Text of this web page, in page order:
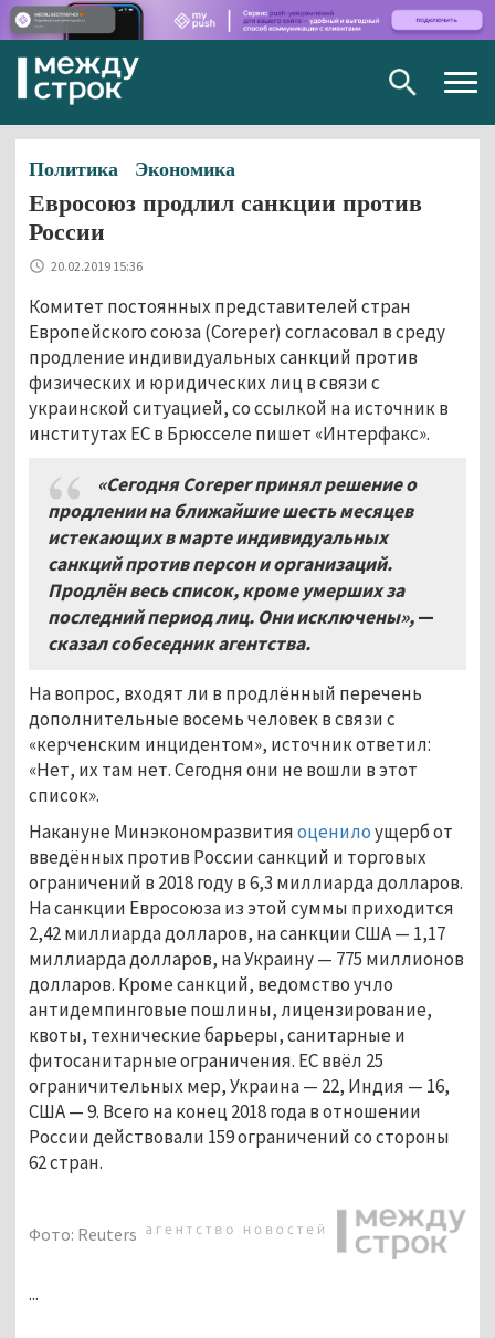
Политика Экономика
Евросоюз продлил санкции против
России
20.02.2019 15:36
Комитет постоянных представителей стран
Европейского союза (Coreper) согласовал в среду
продление индивидуальных санкций против
физических и юридических лиц в связи с
украинской ситуацией, со ссылкой на источник в
институтах ЕС в Брюсселе пишет «Интерфакс».
«Сегодня Coreper принял решение о
продлении на ближайшие шесть месяцев
истекающих в марте индивидуальных
санкций против персон и организаций.
Продлён весь список, кроме умерших за
последний период лиц. Они исключены»,—
сказал собеседник агентства.
На вопрос, входят ли в продлённый перечень
дополнительные восемь человек в связи с
«керченским инцидентом», источник ответил:
«Нет, их там нет. Сегодня они не вошли в этот
список».
Накануне Минэкономразвитияоценилоущерб от
введённых против России санкций и торговых
ограничений в 2018 году в 6,3 миллиарда долларов.
На санкции Евросоюза из этой суммы приходится
2,42 миллиарда долларов, на санкции США — 1,17
миллиарда долларов, на Украину — 775 миллионов
долларов. Кроме санкций, ведомство учло
антидемпинговые пошлины, лицензирование,
квоты, технические барьеры, санитарные и
фитосанитарные ограничения. ЕС ввёл 25
ограничительных мер, Украина — 22, Индия — 16,
США — 9. Всего на конец 2018 года в отношении
России действовали 159 ограничений со стороны
62 стран.
Фото: Reuters
...